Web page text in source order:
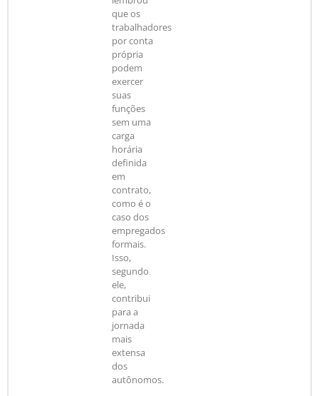
que os
trabalhadores
por conta
própria
podem
exercer
suas
funções
sem uma
carga
horária
definida
em
contrato,
como é o
caso dos
empregados
formais.
Isso,
segundo
ele,
contribui
para a
jornada
mais
extensa
dos
autônomos.